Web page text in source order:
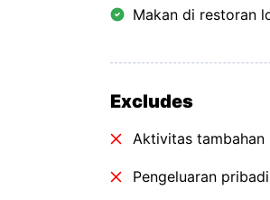
Makan di restoran
Excludes
Aktivitas tambahan
Pengeluaran pribadi